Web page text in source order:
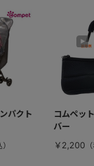
パクト
コムペッ
バー
￥2,200